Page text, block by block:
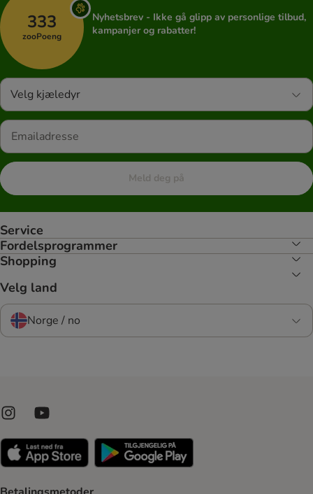
333
zooPoeng
Nyhetsbrev - Ikke gå glipp av personlige tilbud,
kampanjer og rabatter!
Velg kjæledyr
Meld deg på
Service
Fordelsprogrammer
Shopping
Velg land
Norge / no